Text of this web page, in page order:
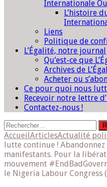
Internationale
L’histoire
Liens
Politique de
L’Égalité, notre journal
Qu’est-ce que
Archives de
Acheter ou
Ce pour quoi nous
Recevoir notre lettre
Contactez-nous !
Rechercher :
AccueilArticlesActualité
lutte continue !
manifestants. Pour la
mouvement
le Nigeria Labour Congress